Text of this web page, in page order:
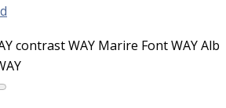
contrast WAY Marire Font WAYAlb